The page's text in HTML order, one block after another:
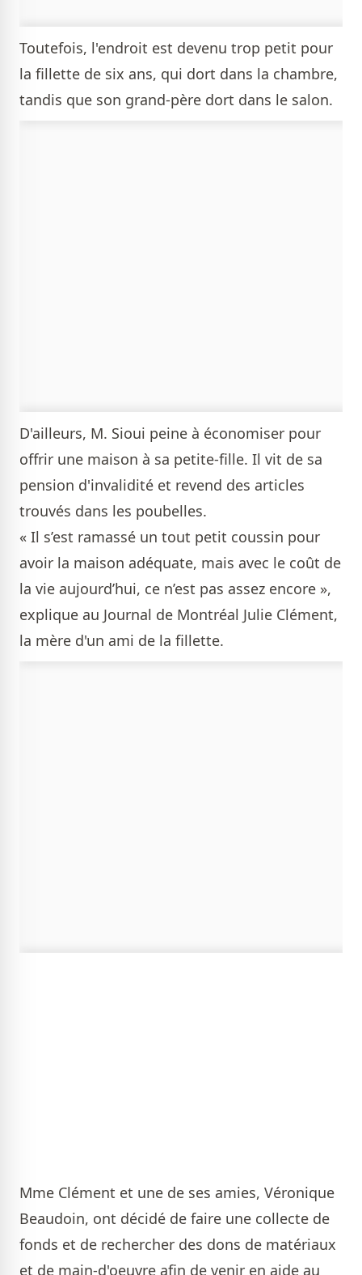
Toutefois, l'endroit est devenu trop petit pour
la fillette de six ans, qui dort dans la chambre,
tandis que son grand-père dort dans le salon.
D'ailleurs, M. Sioui peine à économiser pour
offrir une maison à sa petite-fille. Il vit de sa
pension d'invalidité et revend des articles
trouvés dans les poubelles.
« Il s’est ramassé un tout petit coussin pour
avoir la maison adéquate, mais avec le coût de
la vie aujourd’hui, ce n’est pas assez encore »,
explique au Journal de Montréal Julie Clément,
la mère d'un ami de la fillette.
Mme Clément et une de ses amies, Véronique
Beaudoin, ont décidé de faire une collecte de
fonds et de rechercher des dons de matériaux
et de main-d'oeuvre afin de venir en aide au